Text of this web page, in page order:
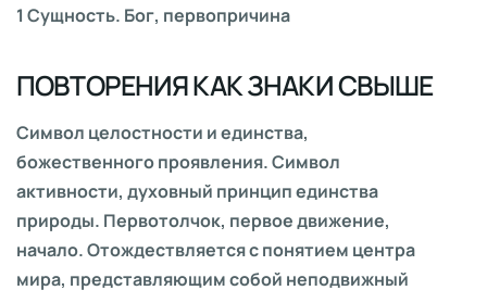
1 Сущность. Бог, первопричина
ПОВТОРЕНИЯ КАК ЗНАКИ СВЫШЕ
Символ целостности и единства,
божественного проявления. Символ
активности, духовный принцип единства
природы. Первотолчок, первое движение,
начало. Отождествляется с понятием центра
мира, представляющим собой неподвижный